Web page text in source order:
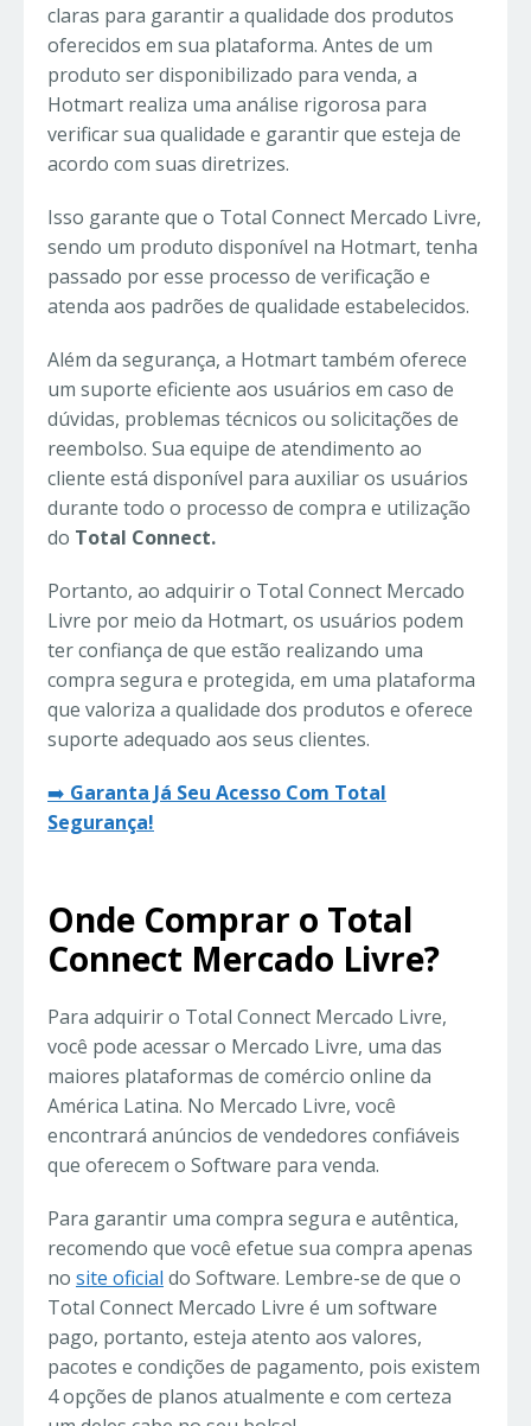
claras para garantir a qualidade dos produtos
oferecidos em sua plataforma. Antes de um
produto ser disponibilizado para venda, a
Hotmart realiza uma análise rigorosa para
verificar sua qualidade e garantir que esteja de
acordo com suas diretrizes.
Isso garante que o Total Connect Mercado Livre,
sendo um produto disponível na Hotmart, tenha
passado por esse processo de verificação e
atenda aos padrões de qualidade estabelecidos.
Além da segurança, a Hotmart também oferece
um suporte eficiente aos usuários em caso de
dúvidas, problemas técnicos ou solicitações de
reembolso. Sua equipe de atendimento ao
cliente está disponível para auxiliar os usuários
durante todo o processo de compra e utilização
do Total Connect.
Portanto, ao adquirir o Total Connect Mercado
Livre por meio da Hotmart, os usuários podem
ter confiança de que estão realizando uma
compra segura e protegida, em uma plataforma
que valoriza a qualidade dos produtos e oferece
suporte adequado aos seus clientes.
➡️ Garanta Já Seu Acesso Com Total
Segurança!
Onde Comprar o Total
Connect Mercado Livre?
Para adquirir o Total Connect Mercado Livre,
você pode acessar o Mercado Livre, uma das
maiores plataformas de comércio online da
América Latina. No Mercado Livre, você
encontrará anúncios de vendedores confiáveis
que oferecem o Software para venda.
Para garantir uma compra segura e autêntica,
recomendo que você efetue sua compra apenas
no site oficial do Software. Lembre-se de que o
Total Connect Mercado Livre é um software
pago, portanto, esteja atento aos valores,
pacotes e condições de pagamento, pois existem
4 opções de planos atualmente e com certeza